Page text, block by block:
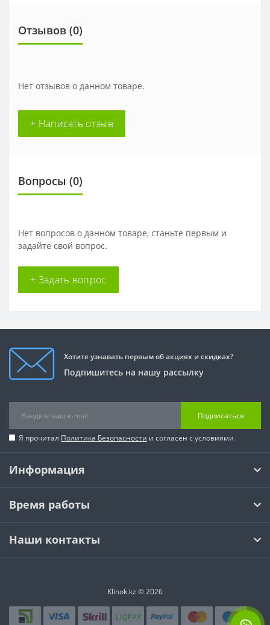
Отзывов (0)
Нет отзывов о данном товаре.
+ Написать отзыв
Вопросы (0)
Нет вопросов о данном товаре, станьте первым и
задайте свой вопрос.
+ Задать вопрос
Хотите узнавать первым об акциях и скидках?
Подпишитесь на нашу рассылку
Подписаться
Я прочитал Политика Безопасности и согласен с условиями
Информация
Время работы
Наши контакты
Klinok.kz © 2026